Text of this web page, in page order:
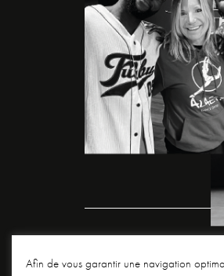
Afin de vous garantir une navigation